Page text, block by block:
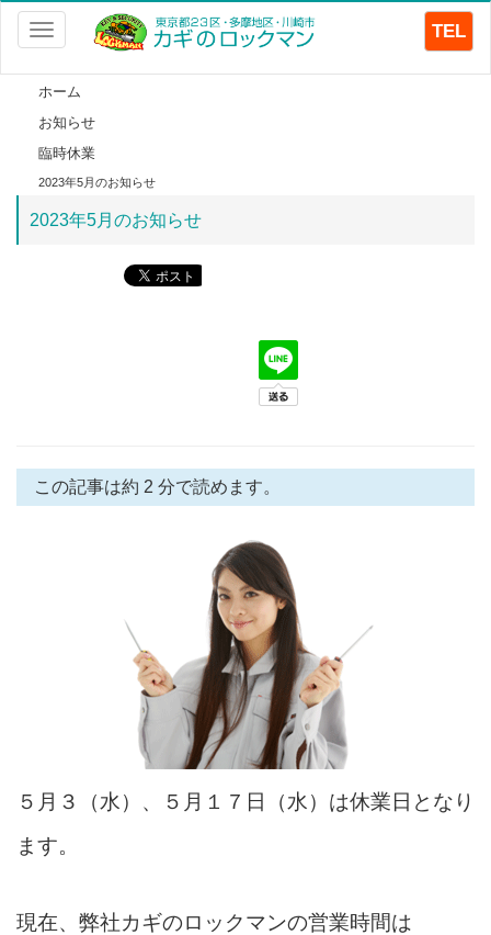
Toggle
navigation
TEL
ホーム
お知らせ
臨時休業
2023年5月のお知らせ
2023年5月のお知らせ
この記事は約 2 分で読めます。
５月３（水）、５月１７日（水）は休業日となり
ます。
現在、弊社カギのロックマンの営業時間は